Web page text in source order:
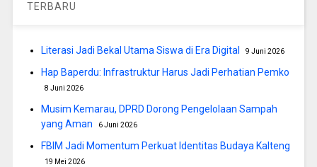
TERBARU
Literasi Jadi Bekal Utama Siswa di Era Digital 9 Juni 2026
Hap Baperdu: Infrastruktur Harus Jadi Perhatian Pemko
8 Juni 2026
Musim Kemarau, DPRD Dorong Pengelolaan Sampah
yang Aman
6 Juni 2026
FBIM Jadi Momentum Perkuat Identitas Budaya Kalteng
19 Mei 2026